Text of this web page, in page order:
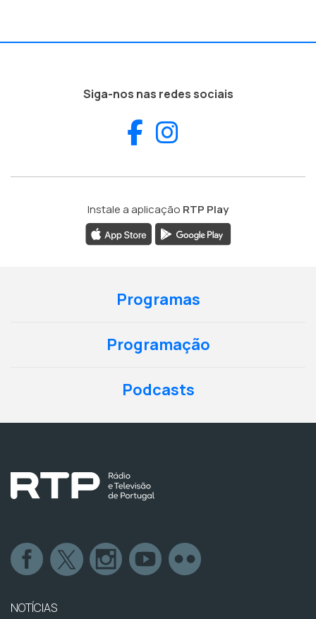
Siga-nos nas redes sociais
Facebook
Instale a aplicação RTP Play
Programas
Programação
Podcasts
NOTÍCIAS